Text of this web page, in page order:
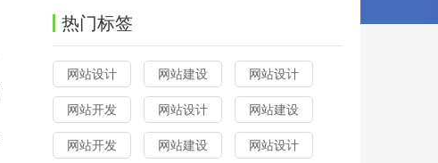
热门标签
网站设计 网站建设 网站设计
网站开发 网站设计 网站建设
网站开发 网站建设 网站设计